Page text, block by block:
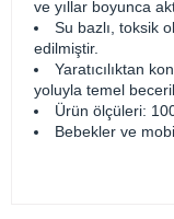
ve yıllar boyunca
Su bazlı, toksik
edilmiştir.
Yaratıcılıktan
yoluyla temel
Ürün ölçüleri:
Bebekler ve